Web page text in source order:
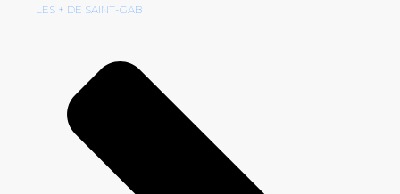
LES + DE SAINT-GAB